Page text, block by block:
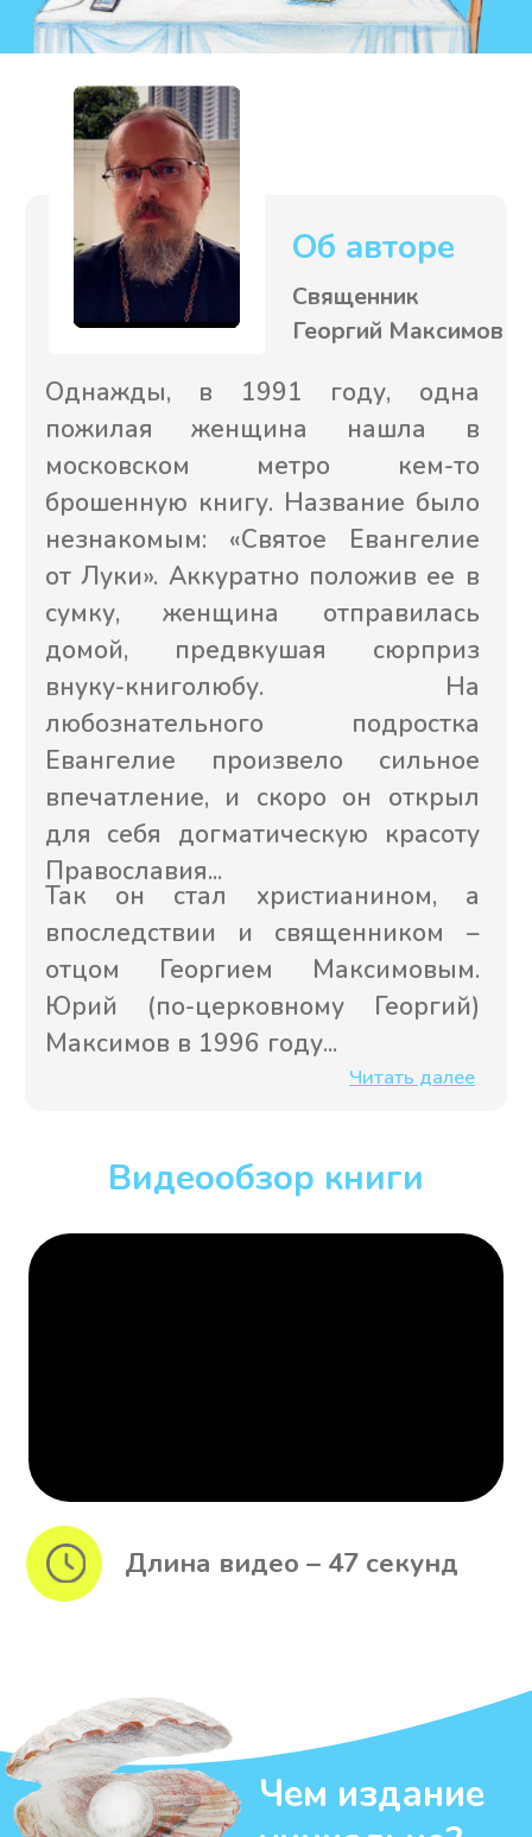
п. Елена
(Валеева)
Виктор
Сута
Мария
Чем издание
уникально?
Хорошо ли вы знаете историю
буддизма? Допустимо ли
практиковать буддистские
практики христианину? В чем
главная «ловушка» буддистской
философии?
Если появились вопросы -
будем рады помочь!
обращаться, если вы желаете что-то
уточнить или посоветоваться по
нашим товарам.
Просто напишите нам на
или закажите
Мягкий переплет
Офсетная бумага
Всего 304 страницы
В пачке 28 штук
Гриф ИС 13-317-2359
В этой книге даны «выжимки» из
исследований современных и
сербских, греческих и
англоязычных авторов.
Максимальное погружение в
разные точки зрения поможет
качественно разобраться в
различиях христианства и
буддизма.